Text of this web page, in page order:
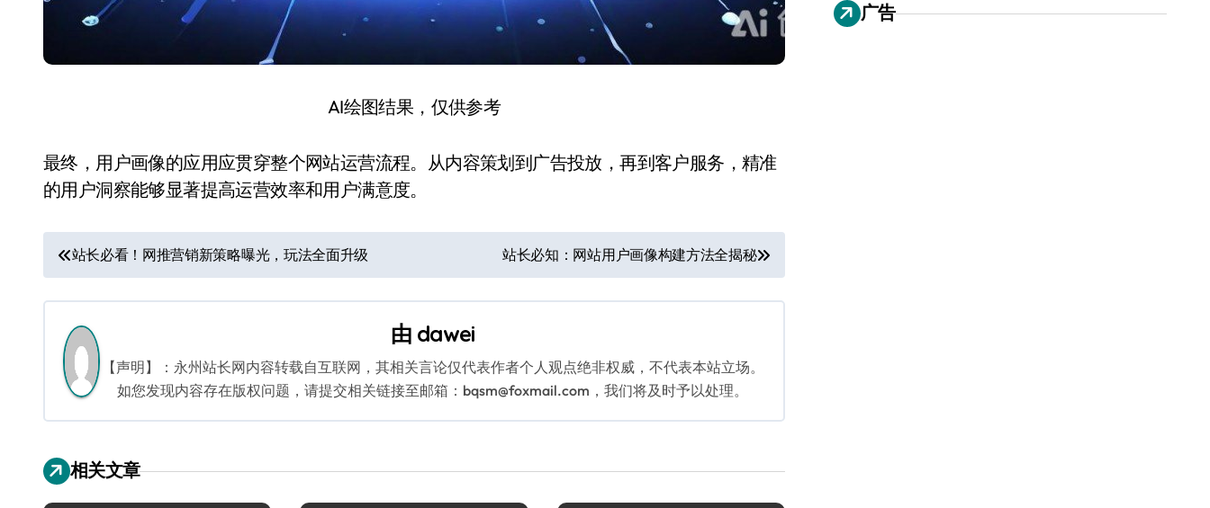
AI绘图结果，仅供参考
最终，用户画像的应用应贯穿整个网站运营流程。从内容策划到广告投放，再到客户服务，精准
的用户洞察能够显著提高运营效率和用户满意度。
文
章
导
航
站长必看！网推营销新策略曝光，玩法全面升级 站长必知：网站用户画像构建方法全揭秘
由 dawei
【声明】：永州站长网内容转载自互联网，其相关言论仅代表作者个人观点绝非权威，不代表本站立场。
如您发现内容存在版权问题，请提交相关链接至邮箱：bqsm@foxmail.com，我们将及时予以处理。
相关文章
广告